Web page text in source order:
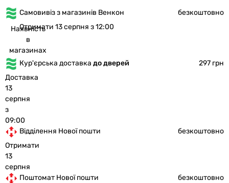
Самовивіз з магазинів Венкон
безкоштовно
Наявність
в
магазинах
Отримати 13 серпня з 12:00
Кур'єрська доставка до дверей
297 грн
Доставка
13
серпня
з
09:00
Відділення Нової пошти
безкоштовно
Отримати
13
серпня
Поштомат Нової пошти
безкоштовно